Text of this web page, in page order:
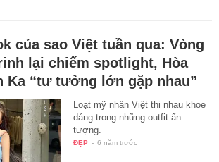
của sao Việt tuần qua: Vòng
lại chiếm spotlight, Hòa
Ka “tư tưởng lớn gặp nhau”
Loạt mỹ nhân Việt thi nhau khoe
dáng trong những outfit ấn
tượng.
ĐẸP - 6 năm trước